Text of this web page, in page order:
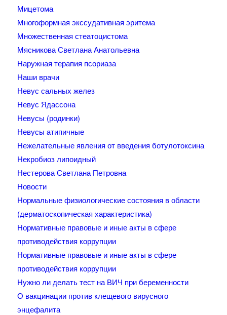
Мицетома
Многоформная экссудативная эритема
Множественная стеатоцистома
Мясникова Светлана Анатольевна
Наружная терапия псориаза
Наши врачи
Невус сальных желез
Невус Ядассона
Невусы (родинки)
Невусы атипичные
Нежелательные явления от введения ботулотоксина
Некробиоз липоидный
Нестерова Светлана Петровна
Новости
Нормальные физиологические состояния в области
(дерматоскопическая характеристика)
Нормативные правовые и иные акты в сфере
противодействия коррупции
Нормативные правовые и иные акты в сфере
противодействия коррупции
Нужно ли делать тест на ВИЧ при беременности
О вакцинации против клещевого вирусного
энцефалита